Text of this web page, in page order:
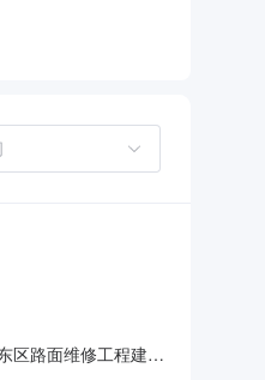
区路面维修工程建设